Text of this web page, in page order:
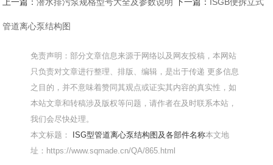
上一篇：潜水排污泵规格型号大全及参数说明 下一篇： ISGB便拆立式
管道离心泵结构图
免责声明：部分文章信息来源于网络以及网友投稿，本网站
只负责对文章进行整理、排版、编辑，是出于传递 更多信息
之目的，并不意味着赞同其观点或证实其内容的真实性，如
本站文章和转稿涉及版权等问题，请作者在及时联系本站，
我们会尽快处理。
本文标题：
ISG型管道离心泵结构图及各部件名称本文地
址：https://www.sqmade.cn/QA/865.html